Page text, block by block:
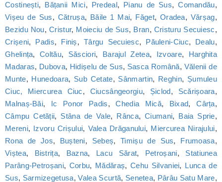
Costinești, Bățanii Mici, Predeal, Pianu de Sus,Comandău,
Vișeu de Sus, Cătrușa, Băile 1 Mai, Făget, Oradea, Vărșag,
Bezidu Nou,Cristur, Moieciu de Sus, Bran, Cristuru Secuiesc,
Crișeni, Padis, Finiș,Târgu Secuiesc, Păuleni-Ciuc, Dealu,
Ghelința,Coltău, Săsciori, Barajul Zetea, Izvoare, Harghita
Madaras, Dubova, Hidișelu de Sus, Sasca Română, Vălenii de
Munte, Hunedoara, Sub Cetate, Sânmartin, Reghin, Șumuleu
Ciuc, Miercurea Ciuc, Ciucsângeorgiu, Șiclod, Scărișoara,
Malnaș-Băi, Ic Ponor Padis,Chedia Mică, Bixad,Cârța,
Câmpu Cetății, Stâna de Vale, Rânca,Ciumani, Baia Sprie,
Mereni, Izvoru Crișului, Valea Drăganului, Miercurea Nirajului,
Rona de Jos, Bușteni, Sebeș, Timișu de Sus, Frumoasa,
Viștea, Bistrița, Bazna, Lacu Sărat, Petroșani, Statiunea
Parâng-Petroșani, Corbu, Mădăraș, Cehu Silvaniei, Lunca de
Sus, Sarmizegetusa,Valea Scurtă, Senetea, Pârâu Satu Mare,